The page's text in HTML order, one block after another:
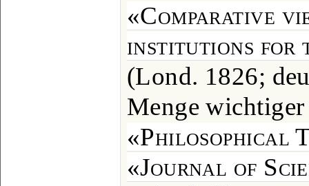
«Comparative
institutions for
(Lond. 1826;
Menge
«Philosophical
«Journal of